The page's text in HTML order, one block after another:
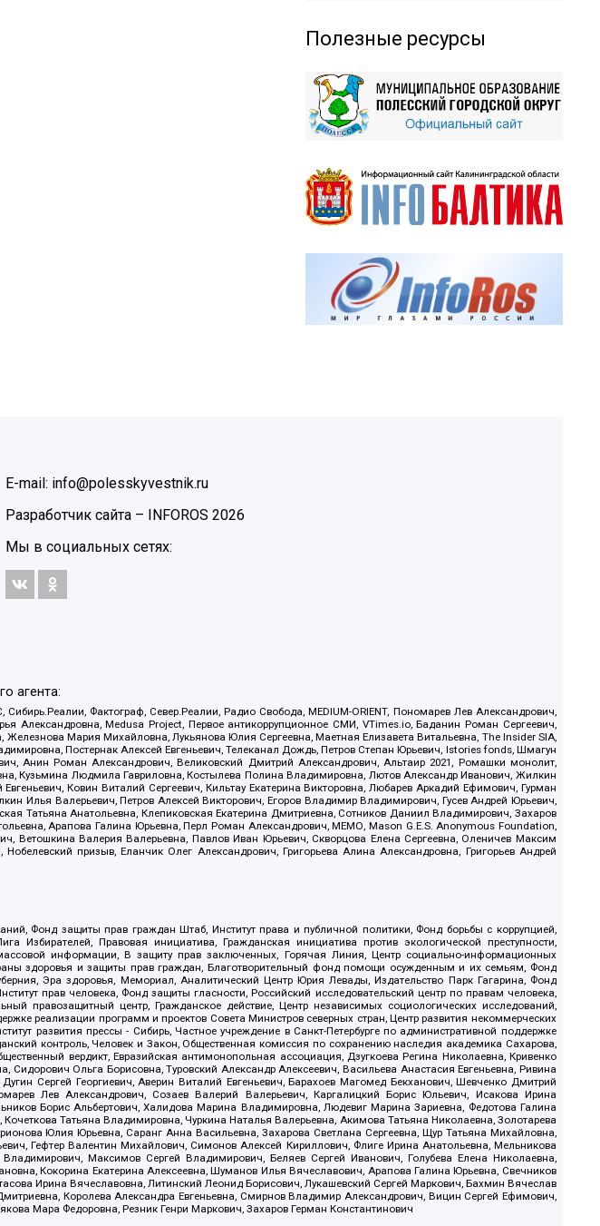
Полезные ресурсы
E-mail: info@polesskyvestnik.ru
Разработчик сайта – INFOROS 2026
Мы в социальных сетях:
агента:
Фактограф, Север.Реалии, Радио Свобода, MEDIUM-ORIENT, Пономарев Лев Александрович,
Александровна, Medusa Project, Первое антикоррупционное СМИ, VTimes.io, Баданин Роман Сергеевич,
Мария Михайловна, Лукьянова Юлия Сергеевна, Маетная Елизавета Витальевна, The Insider SIA,
Постернак Алексей Евгеньевич, Телеканал Дождь, Петров Степан Юрьевич, Istories fonds, Шмагун
Анин Роман Александрович, Великовский Дмитрий Александрович, Альтаир 2021, Ромашки монолит,
Кузьмина Людмила Гавриловна, Костылева Полина Владимировна, Лютов Александр Иванович, Жилкин
Ковин Виталий Сергеевич, Кильтау Екатерина Викторовна, Любарев Аркадий Ефимович, Гурман
Илья Валерьевич, Петров Алексей Викторович, Егоров Владимир Владимирович, Гусев Андрей Юрьевич,
Татьяна Анатольевна, Клепиковская Екатерина Дмитриевна, Сотников Даниил Владимирович, Захаров
Арапова Галина Юрьевна, Перл Роман Александрович, МЕМО, Mason G.E.S. Anonymous Foundation,
Валерия Валерьевна, Павлов Иван Юрьевич, Скворцова Елена Сергеевна, Оленичев Максим
призыв, Еланчик Олег Александрович, Григорьева Алина Александровна, Григорьев Андрей
Фонд защиты прав граждан Штаб, Институт права и публичной политики, Фонд борьбы с коррупцией,
Правовая инициатива, Гражданская инициатива против экологической преступности,
информации, В защиту прав заключенных, Горячая Линия, Центр социально-информационных
здоровья и защиты прав граждан, Благотворительный фонд помощи осужденным и их семьям, Фонд
Эра здоровья, Мемориал, Аналитический Центр Юрия Левады, Издательство Парк Гагарина, Фонд
прав человека, Фонд защиты гласности, Российский исследовательский центр по правам человека,
правозащитный центр, Гражданское действие, Центр независимых социологических исследований,
реализации программ и проектов Совета Министров северных стран, Центр развития некоммерческих
развития прессы - Сибирь, Частное учреждение в Санкт-Петербурге по административной поддержке
контроль, Человек и Закон, Общественная комиссия по сохранению наследия академика Сахарова,
вердикт, Евразийская антимонопольная ассоциация, Дзугкоева Регина Николаевна, Кривенко
Ольга Борисовна, Туровский Александр Алексеевич, Васильева Анастасия Евгеньевна, Ривина
Сергей Георгиевич, Аверин Виталий Евгеньевич, Барахоев Магомед Бекханович, Шевченко Дмитрий
Лев Александрович, Созаев Валерий Валерьевич, Каргалицкий Борис Юльевич, Исакова Ирина
Борис Альбертович, Халидова Марина Владимировна, Людевиг Марина Зариевна, Федотова Галина
Татьяна Владимировна, Чуркина Наталья Валерьевна, Акимова Татьяна Николаевна, Золотарева
Юлия Юрьевна, Саранг Анна Васильевна, Захарова Светлана Сергеевна, Щур Татьяна Михайловна,
Гефтер Валентин Михайлович, Симонов Алексей Кириллович, Флиге Ирина Анатольевна, Мельникова
Максимов Сергей Владимирович, Беляев Сергей Иванович, Голубева Елена Николаевна,
Кокорина Екатерина Алексеевна, Шуманов Илья Вячеславович, Арапова Галина Юрьевна, Свечников
Ирина Вячеславовна, Литинский Леонид Борисович, Лукашевский Сергей Маркович, Бахмин Вячеслав
Королева Александра Евгеньевна, Смирнов Владимир Александрович, Вицин Сергей Ефимович,
Мара Федоровна, Резник Генри Маркович, Захаров Герман Константинович